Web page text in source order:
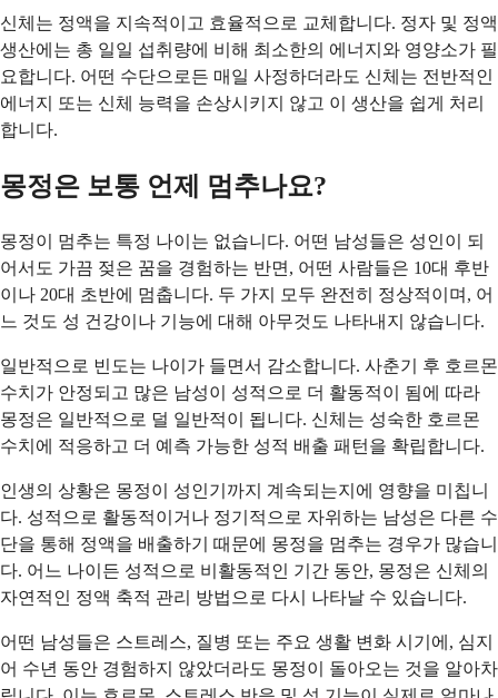
신체는 정액을 지속적이고 효율적으로 교체합니다. 정자 및 정액
생산에는 총 일일 섭취량에 비해 최소한의 에너지와 영양소가 필
요합니다. 어떤 수단으로든 매일 사정하더라도 신체는 전반적인
에너지 또는 신체 능력을 손상시키지 않고 이 생산을 쉽게 처리
합니다.
몽정은 보통 언제 멈추나요?
몽정이 멈추는 특정 나이는 없습니다. 어떤 남성들은 성인이 되
어서도 가끔 젖은 꿈을 경험하는 반면, 어떤 사람들은 10대 후반
이나 20대 초반에 멈춥니다. 두 가지 모두 완전히 정상적이며, 어
느 것도 성 건강이나 기능에 대해 아무것도 나타내지 않습니다.
일반적으로 빈도는 나이가 들면서 감소합니다. 사춘기 후 호르몬
수치가 안정되고 많은 남성이 성적으로 더 활동적이 됨에 따라
몽정은 일반적으로 덜 일반적이 됩니다. 신체는 성숙한 호르몬
수치에 적응하고 더 예측 가능한 성적 배출 패턴을 확립합니다.
인생의 상황은 몽정이 성인기까지 계속되는지에 영향을 미칩니
다. 성적으로 활동적이거나 정기적으로 자위하는 남성은 다른 수
단을 통해 정액을 배출하기 때문에 몽정을 멈추는 경우가 많습니
다. 어느 나이든 성적으로 비활동적인 기간 동안, 몽정은 신체의
자연적인 정액 축적 관리 방법으로 다시 나타날 수 있습니다.
어떤 남성들은 스트레스, 질병 또는 주요 생활 변화 시기에, 심지
어 수년 동안 경험하지 않았더라도 몽정이 돌아오는 것을 알아차